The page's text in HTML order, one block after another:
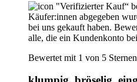
"Verifizierter Kauf“
Käufer:innen abgegeben
bei uns gekauft haben.
alle, die ein Kundenkonto
Bewertet mit 1 von 5